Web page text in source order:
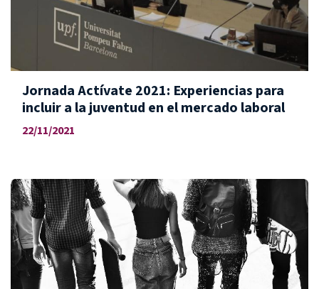
Jornada Actívate 2021: Experiencias para
incluir a la juventud en el mercado laboral
22/11/2021